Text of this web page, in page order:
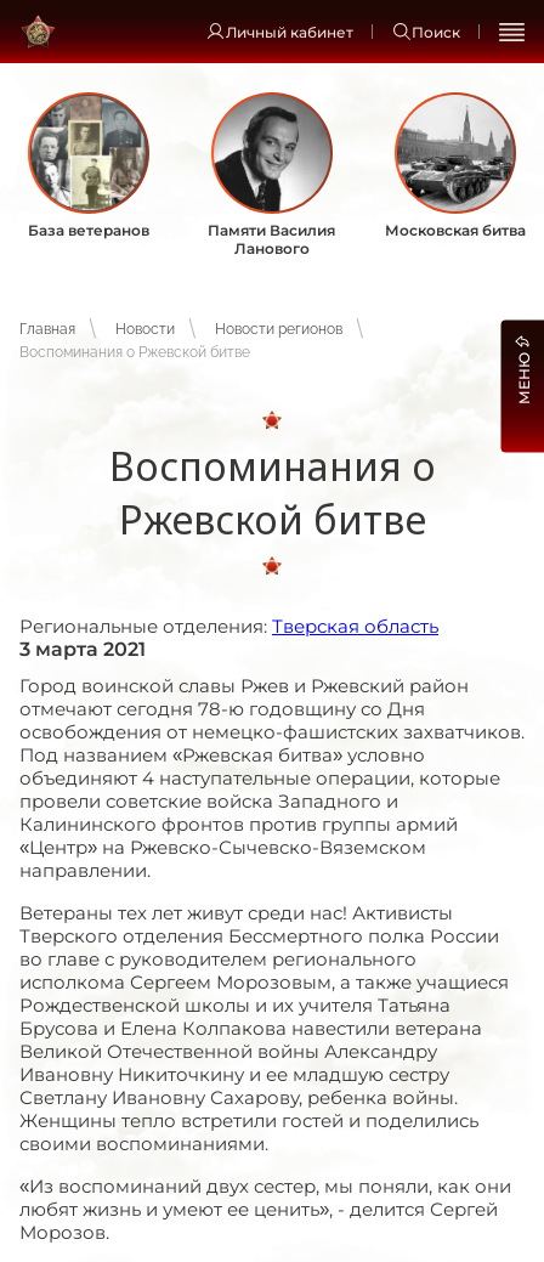
Личный кабинет Поиск
База ветеранов
Памяти Василия
Ланового
Московская битва
Главная Новости
Новости регионов
Воспоминания о Ржевской битве
Воспоминания о
Ржевской битве
Региональные отделения: Тверская область
3 марта 2021
Город воинской славы Ржев и Ржевский район
отмечают сегодня 78-ю годовщину со Дня
освобождения от немецко-фашистских захватчиков.
Под названием «Ржевская битва» условно
объединяют 4 наступательные операции, которые
провели советские войска Западного и
Калининского фронтов против группы армий
«Центр» на Ржевско-Сычевско-Вяземском
направлении.
Ветераны тех лет живут среди нас! Активисты
Тверского отделения Бессмертного полка России
во главе с руководителем регионального
исполкома Сергеем Морозовым, а также учащиеся
Рождественской школы и их учителя Татьяна
Брусова и Елена Колпакова навестили ветерана
Великой Отечественной войны Александру
Ивановну Никиточкину и ее младшую сестру
Светлану Ивановну Сахарову, ребенка войны.
Женщины тепло встретили гостей и поделились
своими воспоминаниями.
«Из воспоминаний двух сестер, мы поняли, как они
любят жизнь и умеют ее ценить», - делится Сергей
Морозов.
МЕНЮ